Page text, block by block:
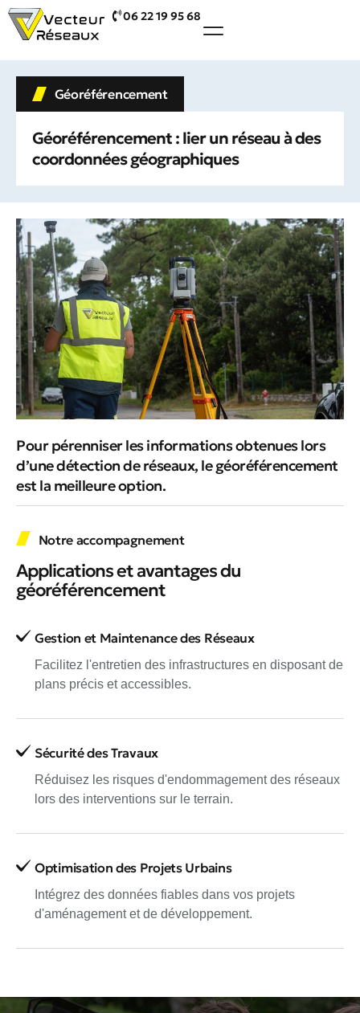
06 22 19 95 68
Géoréférencement
Géoréférencement : lier un réseau à des
coordonnées géographiques
Pour pérenniser les informations obtenues lors
d’une détection de réseaux, le géoréférencement
est la meilleure option.
Notre accompagnement
Applications et avantages du
géoréférencement
Gestion et Maintenance des Réseaux
Facilitez l'entretien des infrastructures en disposant de
plans précis et accessibles.
Sécurité des Travaux
Réduisez les risques d'endommagement des réseaux
lors des interventions sur le terrain.
Optimisation des Projets Urbains
Intégrez des données fiables dans vos projets
d'aménagement et de développement.